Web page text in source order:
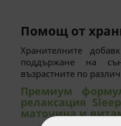
Помощ от
Хранителните
поддържане на
възрастните по
Премиум
релаксация
маточина и